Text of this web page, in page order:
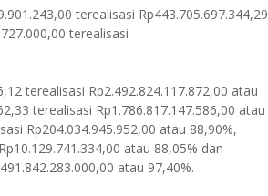
terealisasi Rp443.705.697.344,29
terealisasi
terealisasi Rp2.492.824.117.872,00 atau
terealisasi Rp1.786.817.147.586,00 atau
Rp204.034.945.952,00 atau 88,90%,
atau 88,05% dan
atau 97,40%.